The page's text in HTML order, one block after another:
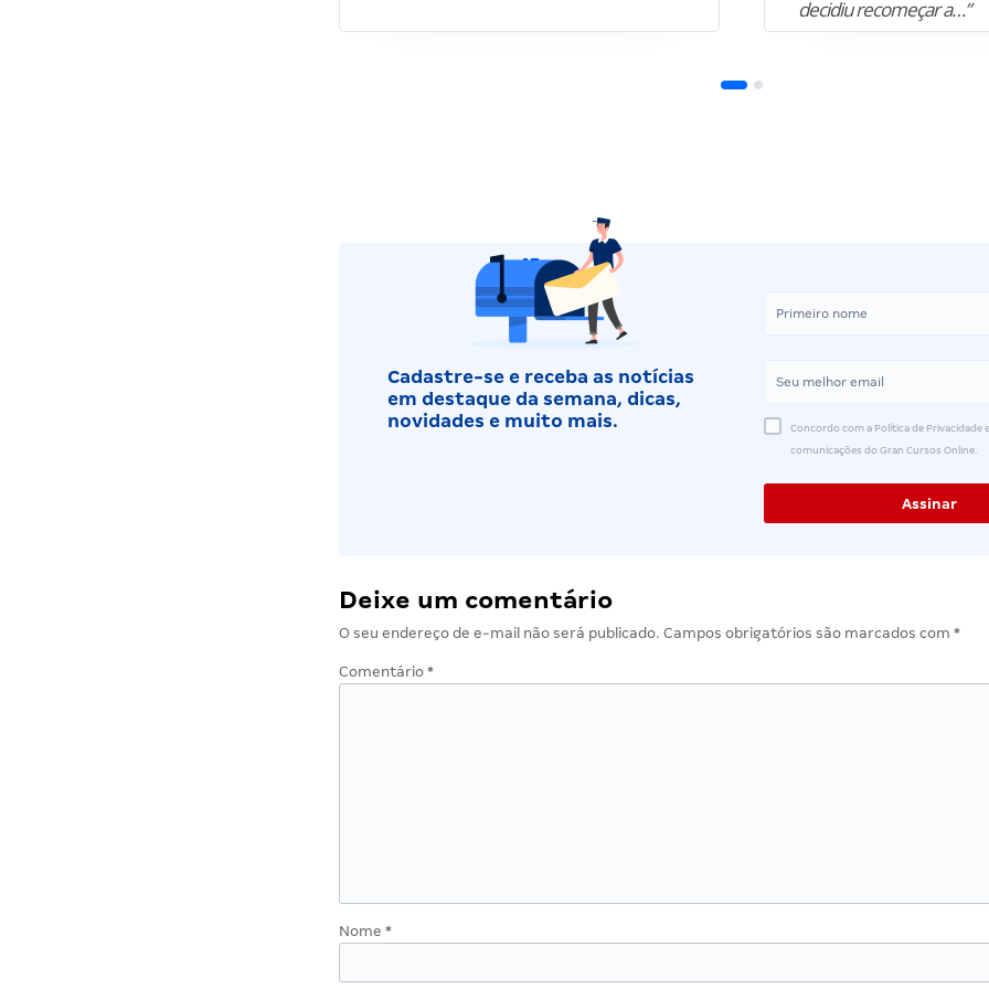
decidiu recomeçar a…”
Cadastre-se e receba as notícias
em destaque da semana, dicas,
novidades e muito mais.
Concordo com a Política de Privacidade
comunicações do Gran Cursos Online.
Deixe um comentário
O seu endereço de e-mail não será publicado. Campos obrigatórios são marcados com *
Comentário *
Nome *